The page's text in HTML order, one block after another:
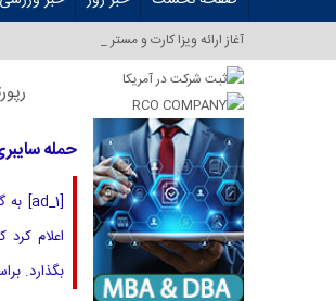
آغاز ارائه ویزا کارت و مستر کارت در ایران_
حمله
اعلام
بگذارد. براساس